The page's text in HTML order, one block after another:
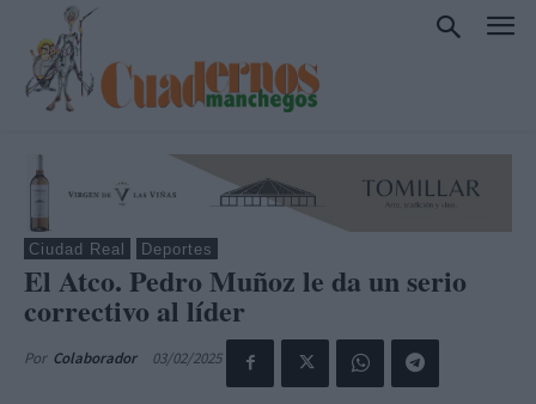
Ciudad Real Deportes
El Atco. Pedro Muñoz le da un serio
correctivo al líder
Por Colaborador 03/02/2025